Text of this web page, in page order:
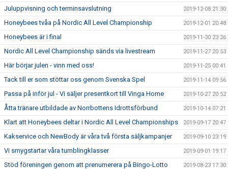
Juluppvisning och terminsavslutning 2019-12-08 21:30
Honeybees tvåa på Nordic All Level Championship 2019-12-01 20:48
Honeybees är i final 2019-11-30 23:26
Nordic All Level Championship sänds via livestream 2019-11-27 20:53
Här börjar julen - vinn med oss! 2019-11-25 00:41
Tack till er som stöttar oss genom Svenska Spel 2019-11-14 09:56
Passa på inför jul - Vi säljer presentkort till Vinga Home 2019-10-27 20:52
Åtta tränare utbildade av Norrbottens Idrottsförbund 2019-10-14 07:21
Klart att Honeybees deltar i Nordic All Level Championships 2019-09-17 20:47
Kakservice och NewBody är våra två första säljkampanjer 2019-09-10 23:19
Vi smygstartar våra tumblingklasser 2019-09-01 19:17
Stöd föreningen genom att prenumerera på Bingo-Lotto 2019-08-23 17:30